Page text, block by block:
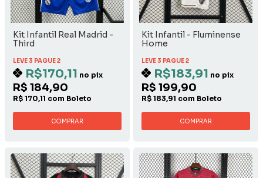
Kit Infantil Real Madrid -
Third
LEVE 3 PAGUE 2
R$170,11 no pix
R$ 184,90
R$ 170,11 com Boleto
COMPRAR
Kit Infantil - Fluminense
Home
LEVE 3 PAGUE 2
R$183,91 no pix
R$ 199,90
R$ 183,91 com Boleto
COMPRAR